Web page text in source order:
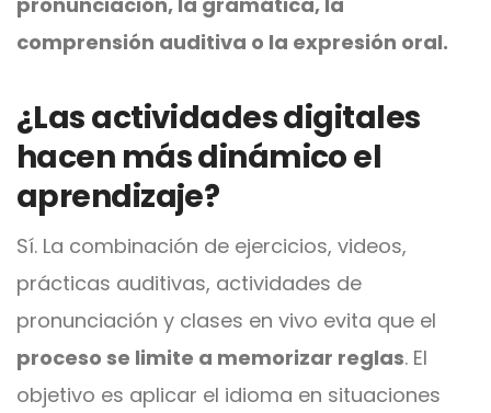
comprensión auditiva o la expresión oral.
¿Las actividades digitales
hacen más dinámico el
aprendizaje?
Sí. La combinación de ejercicios, videos,
prácticas auditivas, actividades de
pronunciación y clases en vivo evita que el
proceso se limite a memorizar reglas. El
objetivo es aplicar el idioma en situaciones